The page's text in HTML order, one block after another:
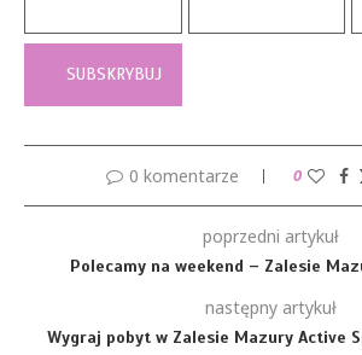
0 komentarze 0
poprzedni artykuł
Polecamy na weekend – Zalesie
następny artykuł
Wygraj pobyt w Zalesie Mazury Active